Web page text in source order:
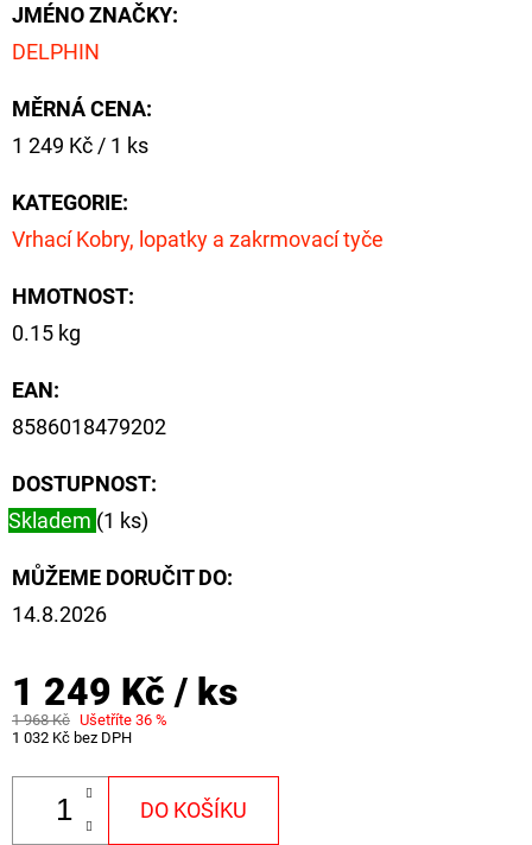
JMÉNO ZNAČKY:
DELPHIN
MĚRNÁ CENA:
Měrná
1 249 Kč / 1 ks
KATEGORIE:
Vrhací Kobry, lopatky a zakrmovací tyče
HMOTNOST:
0.15 kg
EAN:
8586018479202
DOSTUPNOST:
Skladem (1 ks)
MŮŽEME DORUČIT DO:
14.8.2026
1 249 Kč / ks
1 968 Kč Ušetříte 36 %
1 032 Kč bez DPH
DO KOŠÍKU